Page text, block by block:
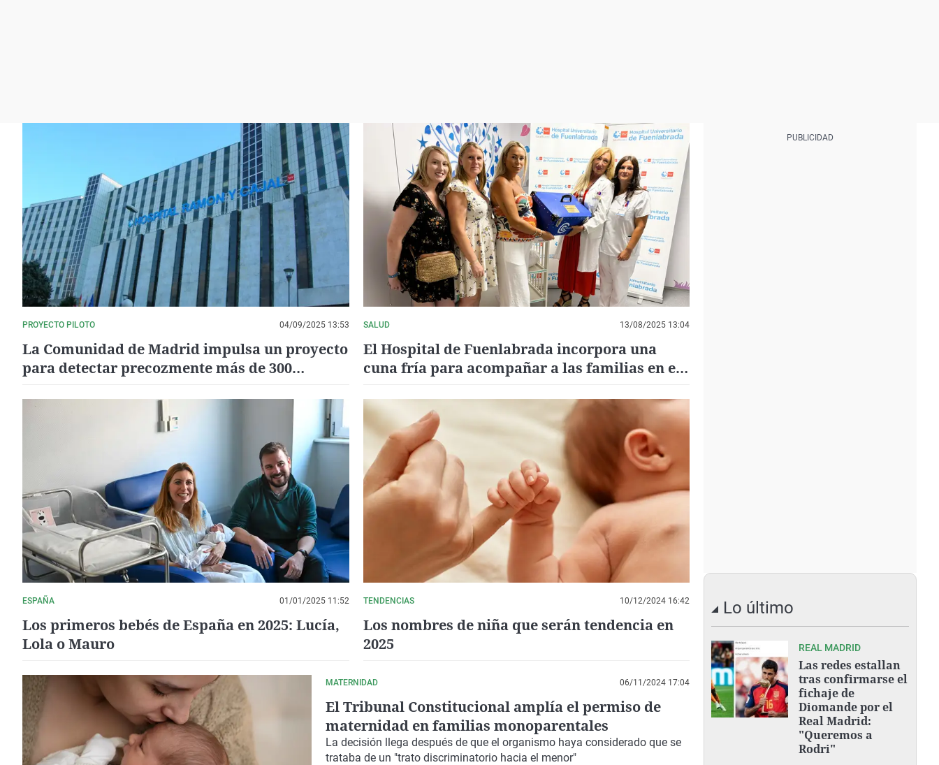
PROYECTO PILOTO 04/09/2025 13:53
La Comunidad de Madrid impulsa un proyecto
para detectar precozmente más de 300
SALUD 13/08/2025 13:04
El Hospital de Fuenlabrada incorpora una
cuna fría para acompañar a las familias en el
ESPAÑA 01/01/2025 11:52
Los primeros bebés de España en 2025: Lucía,
Lola o Mauro
TENDENCIAS 10/12/2024 16:42
Los nombres de niña que serán tendencia en
2025
MATERNIDAD 06/11/2024 17:04
El Tribunal Constitucional amplía el permiso de
maternidad en familias monoparentales
La decisión llega después de que el organismo haya considerado que se
trataba de un "trato discriminatorio hacia el menor"
Lo último
REAL MADRID
Las redes estallan
tras confirmarse el
fichaje de
Diomande por el
Real Madrid:
"Queremos a
Rodri"